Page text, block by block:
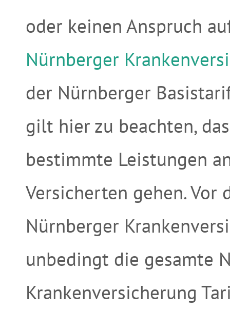
oder keinen Anspruch
Nürnberger
der Nürnberger
gilt hier zu beachten,
bestimmte Leistungen
Versicherten gehen. Vor
Nürnberger
unbedingt die gesamte
Krankenversicherung